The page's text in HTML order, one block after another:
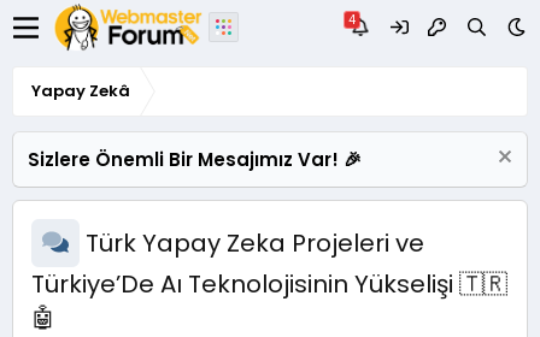
Yapay Zekâ
Sizlere Önemli Bir Mesajımız Var! 🎉
Türk Yapay Zeka Projeleri ve
Türkiye’De Aı Teknolojisinin Yükselişi 🇹🇷
🤖